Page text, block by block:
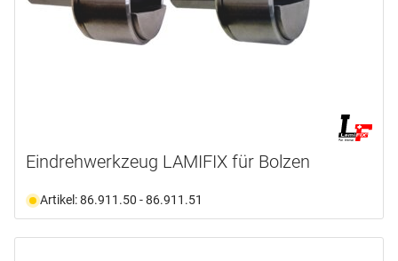
Eindrehwerkzeug LAMIFIX für Bolzen
Artikel: 86.911.50 - 86.911.51